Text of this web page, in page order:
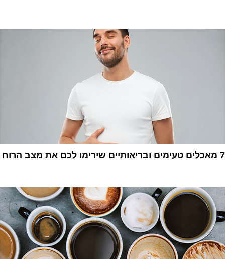
7 מאכלים טעימים ובריאותיים שירימו לכם את מצב הרוח